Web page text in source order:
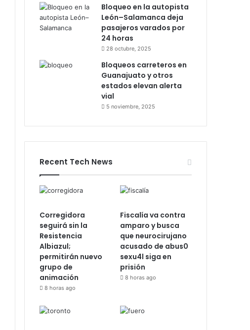
Bloqueo en la autopista
León–Salamanca deja
pasajeros varados por
24 horas
28 octubre, 2025
Bloqueos carreteros en
Guanajuato y otros
estados elevan alerta
vial
5 noviembre, 2025
Recent Tech News
Corregidora
seguirá sin la
Resistencia
Albiazul;
permitirán nuevo
grupo de
animación
8 horas ago
Fiscalía va contra
amparo y busca
que neurocirujano
acusado de abus0
sexu4l siga en
prisión
8 horas ago